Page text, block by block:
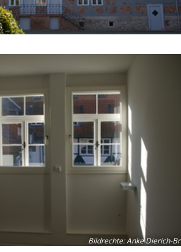
Bildrechte:Anke Dierich-